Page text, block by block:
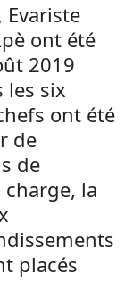
Evariste
ont été
2019
les six
ont été
de
de
charge, la
placés